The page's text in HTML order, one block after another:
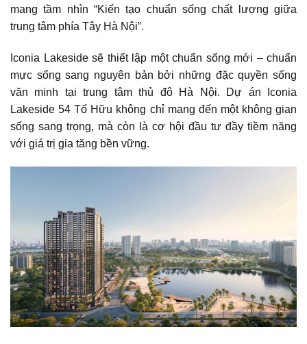
mang tầm nhìn “Kiến tạo chuẩn sống chất lượng giữa
trung tâm phía Tây Hà Nội”.
Iconia Lakeside sẽ thiết lập một chuẩn sống mới – chuẩn
mực sống sang nguyên bản bởi những đặc quyền sống
văn minh tại trung tâm thủ đô Hà Nội. Dự án Iconia
Lakeside 54 Tố Hữu không chỉ mang đến một không gian
sống sang trọng, mà còn là cơ hội đầu tư đầy tiềm năng
với giá trị gia tăng bền vững.